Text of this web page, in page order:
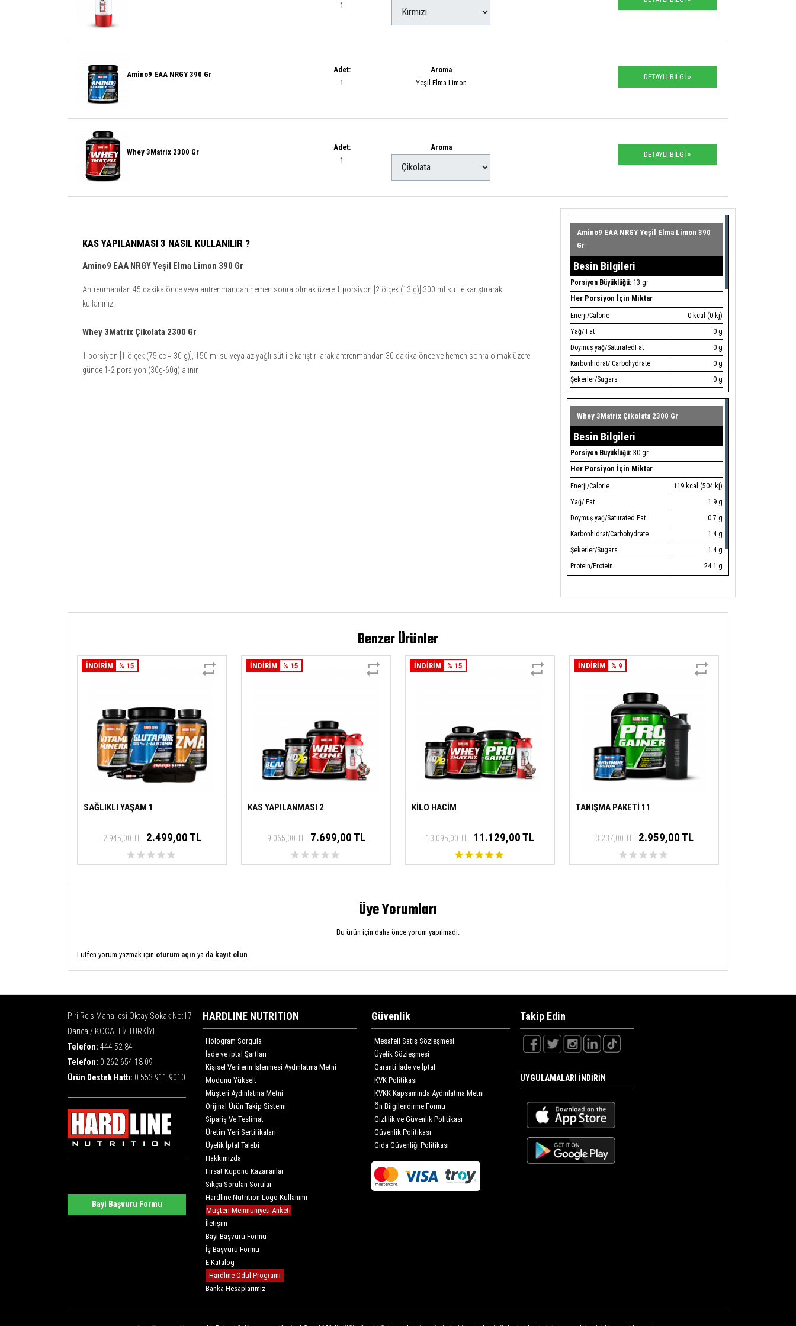
1
Amino9 EAA NRGY 390 Gr
Adet:
1
Aroma
Yeşil Elma Limon
DETAYLI BİLGİ »
Whey 3Matrix 2300 Gr
Adet:
1
Aroma
DETAYLI BİLGİ »
KAS YAPILANMASI 3 NASIL KULLANILIR ?
Amino9 EAA NRGY Yeşil Elma Limon 390 Gr
Antrenmandan 45 dakika önce veya antrenmandan hemen sonra olmak üzere 1 porsiyon [2 ölçek (13 g)] 300 ml su ile karıştırarak
kullanınız.
Whey 3Matrix Çikolata 2300 Gr
1 porsiyon [1 ölçek (75 cc = 30 g)], 150 ml su veya az yağlı süt ile karıştırılarak antrenmandan 30 dakika önce ve hemen sonra olmak üzere
günde 1-2 porsiyon (30g-60g) alınır.
Amino9 EAA NRGY Yeşil Elma Limon 390
Gr
Besin Bilgileri
Porsiyon Büyüklüğü: 13 gr
Her Porsiyon İçin Miktar
Enerji/Calorie
0 kcal (0 kj)
Yağ/ Fat
0 g
Doymuş yağ/SaturatedFat
0 g
Karbonhidrat/ Carbohydrate
0 g
Şekerler/Sugars
0 g
Tuz/Salt
Vitamin B6/Vitamin B6
1.4 mg
EAA (Esansiyel amino asitler)
L-Lösin / L-Leucine
3.504 mg
L-Lizin HCL / l-Lysine HCL
1.641 mg
L-Valin/ L-Valine
876 mg
L-Izolösin/ L-Isoleucine
790 mg
L-Treonin/ L-Threonine
653 mg
L-Fenilalanin / L-Phenylalanine
245 mg
L-Metiyonin / L-Methionine
229 mg
L-Histidin/ L-Histidine
209 mg
Whey 3Matrix Çikolata 2300 Gr
Besin Bilgileri
Porsiyon Büyüklüğü: 30 gr
Her Porsiyon İçin Miktar
Enerji/Calorie
119 kcal (504 kj)
Yağ/ Fat
1.9 g
Doymuş yağ/Saturated Fat
0.7 g
Karbonhidrat/Carbohydrate
1.4 g
Şekerler/Sugars
1.4 g
Protein/Protein
24.1 g
Vitamin B6/Vitamin B6
1.4 mg
Benzer Ürünler
İNDİRİM % 15
SAĞLIKLI YAŞAM 1
2.945,00 TL 2.499,00 TL
İNDİRİM % 15
KAS YAPILANMASI 2
9.065,00 TL 7.699,00 TL
İNDİRİM % 15
KİLO HACİM
13.095,00 TL 11.129,00 TL
İNDİRİM % 9
TANIŞMA PAKETİ 11
3.237,00 TL 2.959,00 TL
Üye Yorumları
Bu ürün için daha önce yorum yapılmadı.
Lütfen yorum yazmak için oturum açın ya da kayıt olun.
Piri Reis Mahallesi Oktay Sokak No:17
Darıca / KOCAELİ/ TÜRKİYE
Telefon: 444 52 84
Telefon: 0 262 654 18 09
Ürün Destek Hattı: 0 553 911 9010
Bayi Başvuru Formu
HARDLINE NUTRITION
Hologram Sorgula
İade ve iptal Şartları
Kişisel Verilerin İşlenmesi Aydınlatma Metni
Modunu Yükselt
Müşteri Aydınlatma Metni
Orijinal Ürün Takip Sistemi
Sipariş Ve Teslimat
Üretim Yeri Sertifikaları
Üyelik İptal Talebi
Hakkımızda
Fırsat Kuponu Kazananlar
Sıkça Sorulan Sorular
Hardline Nutrition Logo Kullanımı
Müşteri Memnuniyeti Anketi
İletişim
Bayi Başvuru Formu
İş Başvuru Formu
E-Katalog
Hardline Ödül Programı
Banka Hesaplarımız
Güvenlik
Mesafeli Satış Sözleşmesi
Üyelik Sözleşmesi
Garanti İade ve İptal
KVK Politikası
KVKK Kapsamında Aydınlatma Metni
Ön Bilgilendirme Formu
Gizlilik ve Güvenlik Politikası
Güvenlik Politikası
Gıda Güvenliği Politikası
Takip Edin
UYGULAMALARI İNDİRİN